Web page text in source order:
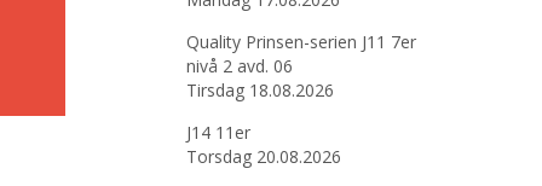
Quality Prinsen-serien J11 7er
nivå 2 avd. 06
Tirsdag 18.08.2026
J14 11er
Torsdag 20.08.2026